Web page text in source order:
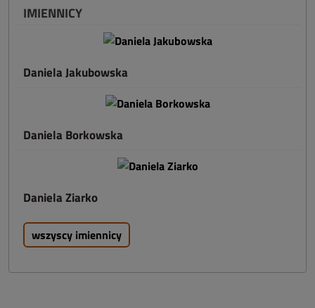
IMIENNICY
Daniela Jakubowska
Daniela Borkowska
Daniela Ziarko
wszyscy imiennicy